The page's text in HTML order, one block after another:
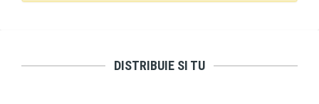
DISTRIBUIE SI TU